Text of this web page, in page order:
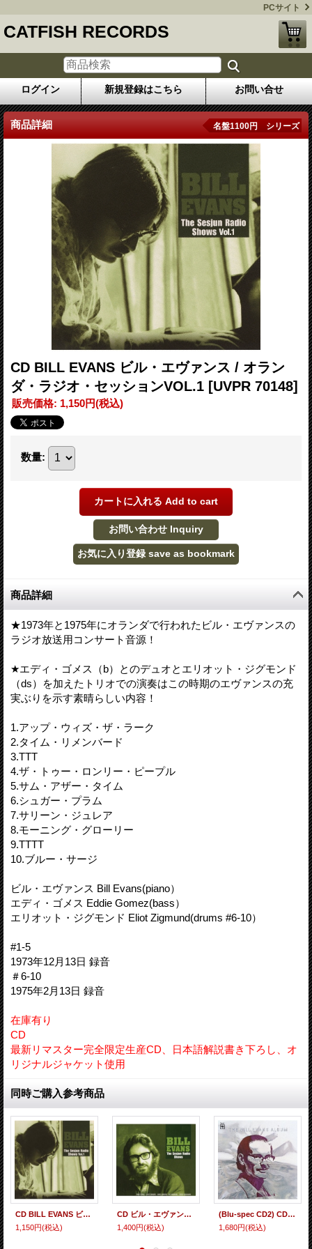
PCサイト
CATFISH RECORDS
ログイン 新規登録はこちら お問い合せ
商品詳細 名盤1100円 シリーズ
CD BILL EVANS ビル・エヴァンス / オラン
ダ・ラジオ・セッションVOL.1 [UVPR 70148]
販売価格: 1,150円(税込)
数量:
商品詳細
★1973年と1975年にオランダで行われたビル・エヴァンスの
ラジオ放送用コンサート音源！
★エディ・ゴメス（b）とのデュオとエリオット・ジグモンド
（ds）を加えたトリオでの演奏はこの時期のエヴァンスの充
実ぶりを示す素晴らしい内容！
1.アップ・ウィズ・ザ・ラーク
2.タイム・リメンバード
3.TTT
4.ザ・トゥー・ロンリー・ピープル
5.サム・アザー・タイム
6.シュガー・プラム
7.サリーン・ジュレア
8.モーニング・グローリー
9.TTTT
10.ブルー・サージ
ビル・エヴァンス Bill Evans(piano）
エディ・ゴメス Eddie Gomez(bass）
エリオット・ジグモンド Eliot Zigmund(drums #6-10）
#1-5
1973年12月13日 録音
＃6-10
1975年2月13日 録音
在庫有り
CD
最新リマスター完全限定生産CD、日本語解説書き下ろし、オ
リジナルジャケット使用
同時ご購入参考商品
CD BILL EVANS ビル・エヴァンス / オランダ・ラジオ・セッションVOL.2
1,150円(税込)
CD ビル・エヴァンス / オランダ・ラジオ・セッションVOL.2
1,400円(税込)
(Blu-spec CD2) CD BILL EVANS ビル・エヴァンス / THE BILL EVANS ALBUM ザ・ビル・エヴァンス・アルバム
1,680円(税込)